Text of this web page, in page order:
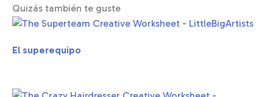
Quizás también te guste
El superequipo